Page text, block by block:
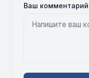
Ваш комментарий